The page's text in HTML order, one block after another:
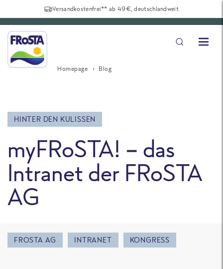
Versandkostenfrei** ab 49€, deutschlandweit
Homepage Blog
HINTER DEN KULISSEN
myFRoSTA! – das
Intranet der FRoSTA
AG
FROSTA AG INTRANET KONGRESS